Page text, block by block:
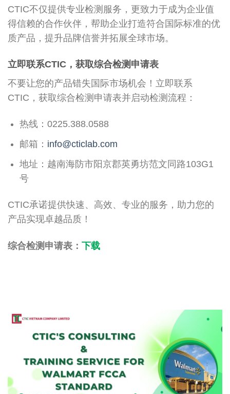
CTIC不仅提供专业检测服务，更致力于成为企业值
得信赖的合作伙伴，帮助企业打造符合国际标准的优
质产品，提升品牌信誉并拓展全球市场。
立即联系CTIC，获取综合检测申请表
不要让您的产品错失国际市场机会！立即联系
CTIC，获取综合检测申请表并启动检测流程：
热线：0225.388.0588
邮箱： info@cticlab.com
地址：越南海防市阳京郡英勇坊范文同路103G1
号
CTIC承诺提供快速、高效、专业的服务，助力您的
产品实现卓越品质！
综合检测申请表： 下载